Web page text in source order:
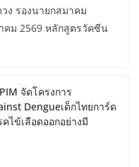
ง รองนายกสมาคม
คม 2569 หลักสูตรวัคซีน
จัดโครงการ
Dengueเด็กไทยการ์ด
ไข้เลือดออกอย่างมี